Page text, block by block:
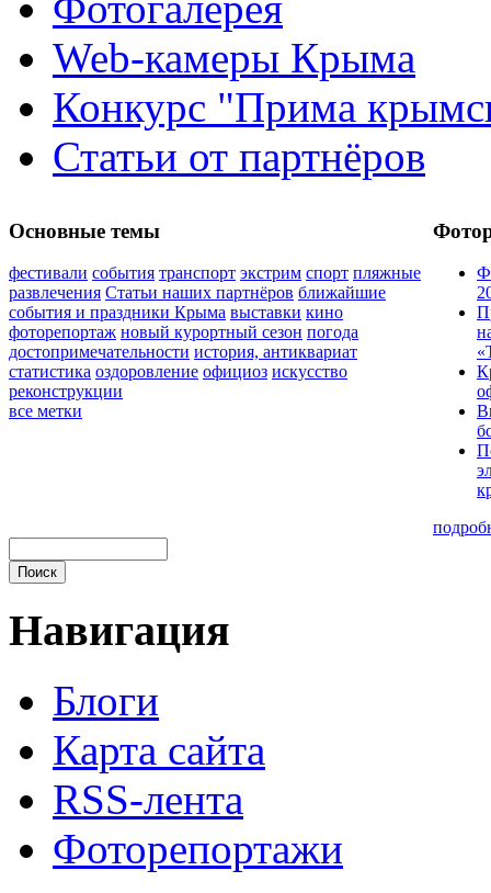
Web-камеры Крыма
Конкурс "Прима
Статьи от партнёров
Основные темы
фестивали события транспорт экстрим спорт пляжные
развлечения Статьи наших партнёров ближайшие
события и праздники Крыма выставки кино
фоторепортаж новый курортный сезон погода
достопримечательности история, антиквариат
статистика оздоровление официоз искусство
реконструкции
все метки
Навигация
Блоги
Карта сайта
RSS-лента
Фоторепортажи